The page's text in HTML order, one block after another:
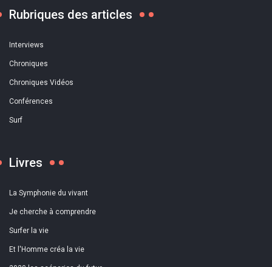
Rubriques des articles
Interviews
Chroniques
Chroniques Vidéos
Conférences
Surf
Livres
La Symphonie du vivant
Je cherche à comprendre
Surfer la vie
Et l'Homme créa la vie